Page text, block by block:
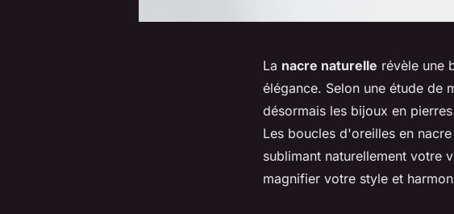
La nacre naturelle révèle une
élégance. Selon une étude de
désormais les bijoux en
Les boucles d'oreilles en
sublimant naturellement votre
magnifier votre style et